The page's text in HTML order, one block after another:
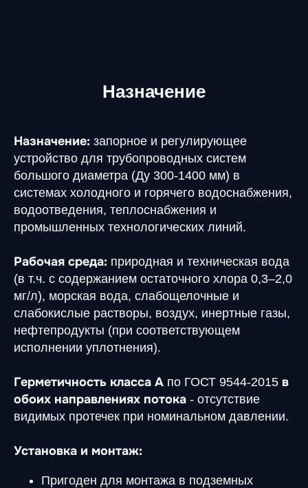
Назначение
Назначение: запорное и регулирующее
устройство для трубопроводных систем
большого диаметра (Ду 300-1400 мм) в
системах холодного и горячего водоснабжения,
водоотведения, теплоснабжения и
промышленных технологических линий.
Рабочая среда: природная и техническая вода
(в т.ч. с содержанием остаточного хлора 0,3–2,0
мг/л), морская вода, слабощелочные и
слабокислые растворы, воздух, инертные газы,
нефтепродукты (при соответствующем
исполнении уплотнения).
Герметичность класса А по ГОСТ 9544-2015 в
обоих направлениях потока - отсутствие
видимых протечек при номинальном давлении.
Установка и монтаж:
Пригоден для монтажа в подземных